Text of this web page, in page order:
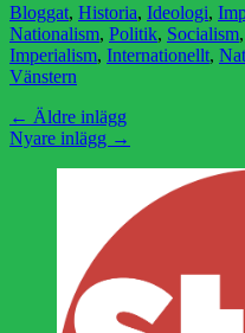
Kategorier
Bloggat, Historia, Ideologi,
Nationalism, Politik, Socialism,
Imperialism, Internationellt,
Vänstern
Inläggsnavigering
← Äldre inlägg
Nyare inlägg →